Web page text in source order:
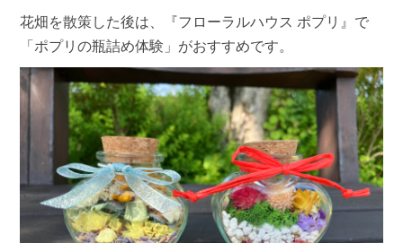
花畑を散策した後は、『フローラルハウス ポプリ』で
「ポプリの瓶詰め体験」がおすすめです。